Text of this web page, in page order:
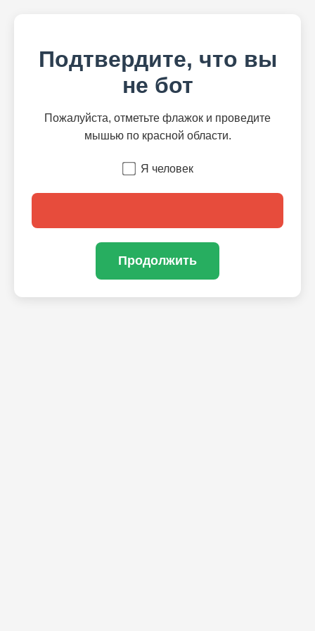
Подтвердите, что вы
не бот
Пожалуйста, отметьте флажок и проведите
мышью по красной области.
Я человек
Продолжить